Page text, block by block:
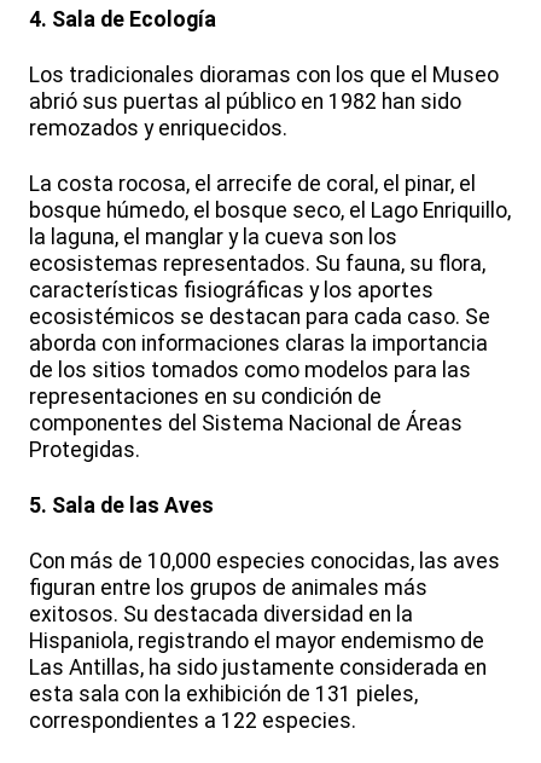
4. Sala de Ecología
Los tradicionales dioramas con los que el Museo
abrió sus puertas al público en 1982 han sido
remozados y enriquecidos.
La costa rocosa, el arrecife de coral, el pinar, el
bosque húmedo, el bosque seco, el Lago Enriquillo,
la laguna, el manglar y la cueva son los
ecosistemas representados. Su fauna, su flora,
características fisiográficas y los aportes
ecosistémicos se destacan para cada caso. Se
aborda con informaciones claras la importancia
de los sitios tomados como modelos para las
representaciones en su condición de
componentes del Sistema Nacional de Áreas
Protegidas.
5. Sala de las Aves
Con más de 10,000 especies conocidas, las aves
figuran entre los grupos de animales más
exitosos. Su destacada diversidad en la
Hispaniola, registrando el mayor endemismo de
Las Antillas, ha sido justamente considerada en
esta sala con la exhibición de 131 pieles,
correspondientes a 122 especies.